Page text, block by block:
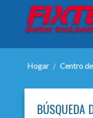
Hogar / Centro
BÚSQUEDA